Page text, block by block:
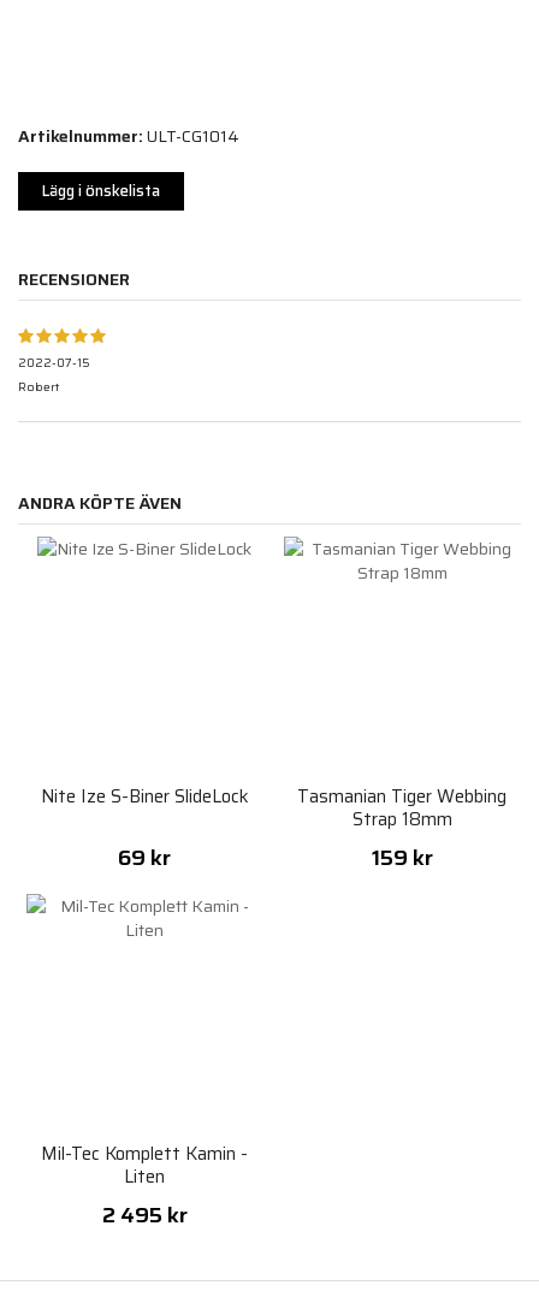
Artikelnummer:ULT-CG1014
Lägg i önskelista
RECENSIONER
2022-07-15
Robert
ANDRA KÖPTE ÄVEN
Nite Ize S-Biner SlideLock
69 kr
Tasmanian Tiger Webbing
Strap 18mm
159 kr
Mil-Tec Komplett Kamin -
Liten
2 495 kr